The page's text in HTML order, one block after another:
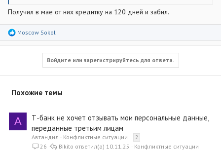
Хочу попросить совета, как действовать дальше. Я не хочу
чтобы с моими данными делали что угодно и не несли за это
никакой ответственности.
Получил в мае от них кредитку на 120 дней и забил.
Р
а
Moscow Sokol
Войдите или зарегистрируйтесь для ответа.
Похожие темы
А
Т-банк не хочет отзывать мои персональные данные,
переданные третьим лицам
Автандил Конфликтные ситуации 2
26 Конфликтные ситуации
10.11.25
Bikito